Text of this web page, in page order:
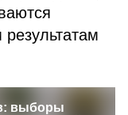
выборы